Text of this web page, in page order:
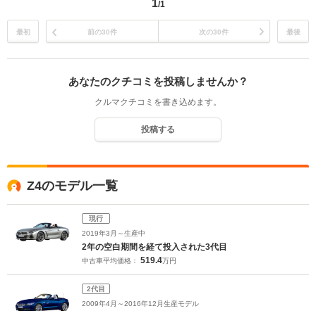
1/1
最初 前の30件 次の30件 最後
あなたのクチコミを投稿しませんか？
クルマクチコミを書き込めます。
投稿する
Z4のモデル一覧
現行
2019年3月～生産中
2年の空白期間を経て投入された3代目
中古車平均価格： 519.4万円
2代目
2009年4月～2016年12月生産モデル